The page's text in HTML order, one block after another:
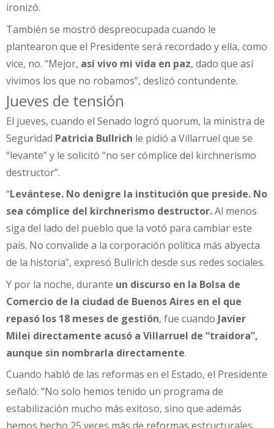
ironizó.
También se mostró despreocupada cuando le
plantearon que el Presidente será recordado y ella, como
vice, no. “Mejor, así vivo mi vida en paz, dado que así
vivimos los que no robamos”, deslizó contundente.
Jueves de tensión
El jueves, cuando el Senado logró quorum, la ministra de
Seguridad Patricia Bullrich le pidió a Villarruel que se
“levante” y le solicitó “no ser cómplice del kirchnerismo
destructor”.
“Levántese. No denigre la institución que preside. No
sea cómplice del kirchnerismo destructor.Al menos
siga del lado del pueblo que la votó para cambiar este
país. No convalide a la corporación política más abyecta
de la historia”, expresó Bullrich desde sus redes sociales.
Y por la noche, durante un discurso en la Bolsa de
Comercio de la ciudad de Buenos Aires en el que
repasó los 18 meses de gestión, fue cuando Javier
Milei directamente acusó a Villarruel de “traidora”,
aunque sin nombrarla directamente.
Cuando habló de las reformas en el Estado, el Presidente
señaló: “No solo hemos tenido un programa de
estabilización mucho más exitoso, sino que además